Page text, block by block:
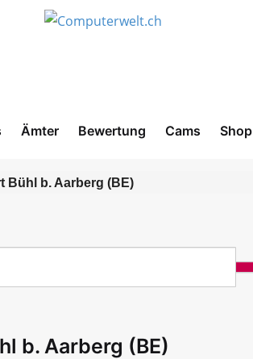
Ämter Bewertung Cams Shop
Bühl b. Aarberg (BE)
b. Aarberg (BE)